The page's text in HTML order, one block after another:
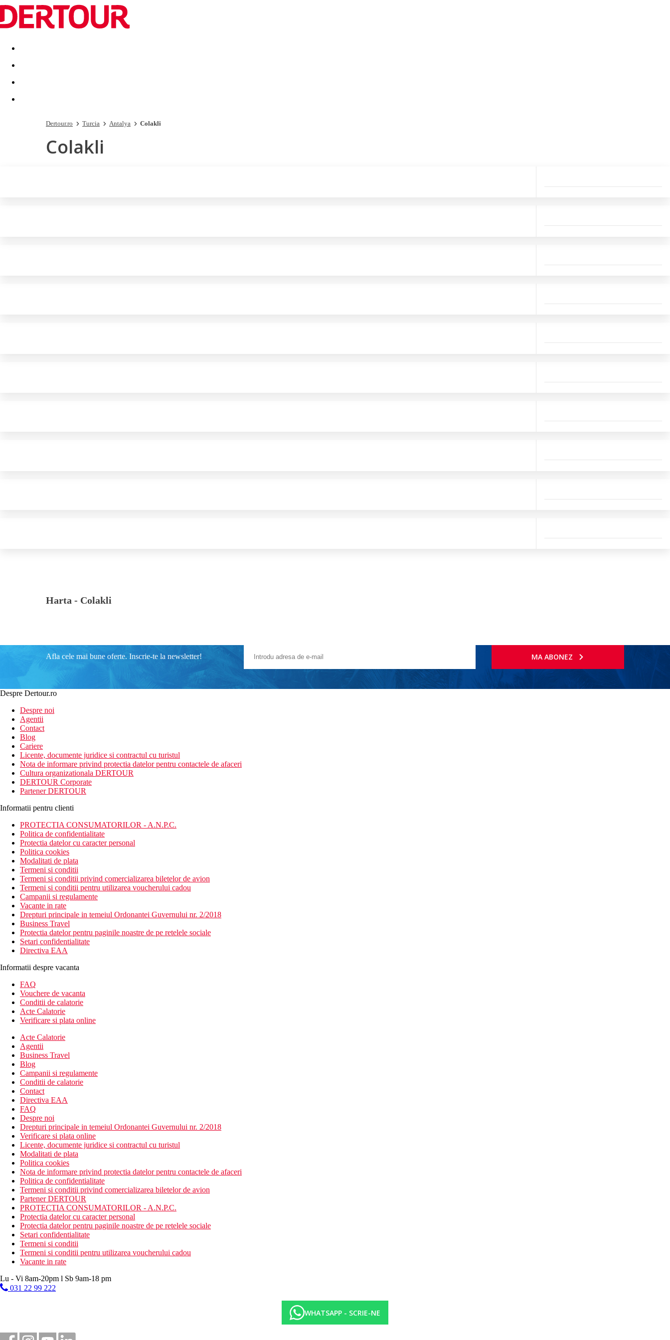
Destinatii Vacanta perfecta OFERTE DE NERATAT
Dertour.ro Turcia Antalya Colakli
Colakli
Harta - Colakli
Afla cele mai bune oferte. Inscrie-te la newsletter! MA ABONEZ
Despre Dertour.ro
Despre noi
Agentii
Contact
Blog
Cariere
Licente, documente juridice si contractul cu turistul
Nota de informare privind protectia datelor pentru contactele de afaceri
Cultura organizationala DERTOUR
DERTOUR Corporate
Partener DERTOUR
Informatii pentru clienti
PROTECTIA CONSUMATORILOR - A.N.P.C.
Politica de confidentialitate
Protectia datelor cu caracter personal
Politica cookies
Modalitati de plata
Termeni si conditii
Termeni si conditii privind comercializarea biletelor de avion
Termeni si conditii pentru utilizarea voucherului cadou
Campanii si regulamente
Vacante in rate
Drepturi principale in temeiul Ordonantei Guvernului nr. 2/2018
Business Travel
Protectia datelor pentru paginile noastre de pe retelele sociale
Setari confidentialitate
Directiva EAA
Informatii despre vacanta
FAQ
Vouchere de vacanta
Conditii de calatorie
Acte Calatorie
Verificare si plata online
Acte Calatorie
Agentii
Business Travel
Blog
Campanii si regulamente
Conditii de calatorie
Contact
Directiva EAA
FAQ
Despre noi
Drepturi principale in temeiul Ordonantei Guvernului nr. 2/2018
Verificare si plata online
Licente, documente juridice si contractul cu turistul
Modalitati de plata
Politica cookies
Nota de informare privind protectia datelor pentru contactele de afaceri
Politica de confidentialitate
Termeni si conditii privind comercializarea biletelor de avion
Partener DERTOUR
PROTECTIA CONSUMATORILOR - A.N.P.C.
Protectia datelor cu caracter personal
Protectia datelor pentru paginile noastre de pe retelele sociale
Setari confidentialitate
Termeni si conditii
Termeni si conditii pentru utilizarea voucherului cadou
Vacante in rate
Lu - Vi 8am-20pm l Sb 9am-18 pm
031 22 99 222
WHATSAPP - SCRIE-NE